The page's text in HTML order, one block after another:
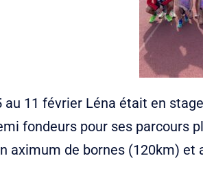
11 février Léna était en
fondeurs pour ses parcours
aximum de bornes (120km)